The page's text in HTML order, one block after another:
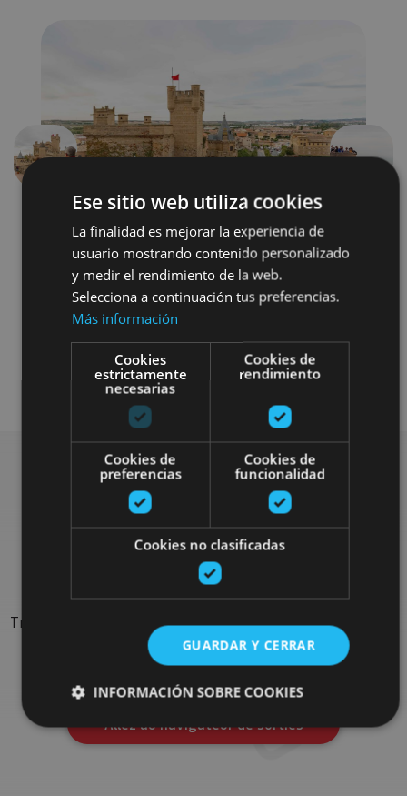
Suivant
Castillos y fortalezas
Arquitectura civil
Rechercher plus de
sorties
Trouvez des sorties et des propositions pour compléter votre
séjour en Navarre : activités organisées, visites et les
évènements-phares de l'agenda
Allez au navigateur de sorties
Ese sitio web utiliza cookies
La finalidad es mejorar la experiencia de
usuario mostrando contenido personalizado
y medir el rendimiento de la web.
Selecciona a continuación tus preferencias.
Más información
Cookies
estrictamente
necesarias
Cookies de
rendimiento
Cookies de
preferencias
Cookies de
funcionalidad
Cookies no clasificadas
GUARDAR Y CERRAR
INFORMACIÓN SOBRE COOKIES